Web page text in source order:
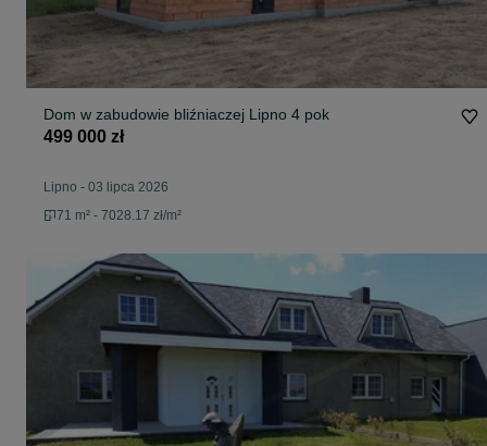
Dom w zabudowie bliźniaczej Lipno 4 pok
499 000 zł
Lipno - 03 lipca 2026
71 m² - 7028.17 zł/m²